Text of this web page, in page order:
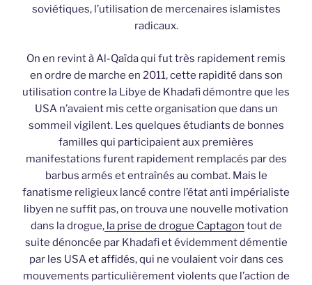
soviétiques, l’utilisation de mercenaires islamistes
radicaux.
On en revint à Al-Qaïda qui fut très rapidement remis
en ordre de marche en 2011, cette rapidité dans son
utilisation contre la Libye de Khadafi démontre que les
USA n’avaient mis cette organisation que dans un
sommeil vigilent. Les quelques étudiants de bonnes
familles qui participaient aux premières
manifestations furent rapidement remplacés par des
barbus armés et entraînés au combat. Mais le
fanatisme religieux lancé contre l’état anti impérialiste
libyen ne suffit pas, on trouva une nouvelle motivation
dans la drogue,la prise de drogue Captagon tout de
suite dénoncée par Khadafi et évidemment démentie
par les USA et affidés, qui ne voulaient voir dans ces
mouvements particulièrement violents que l’action de